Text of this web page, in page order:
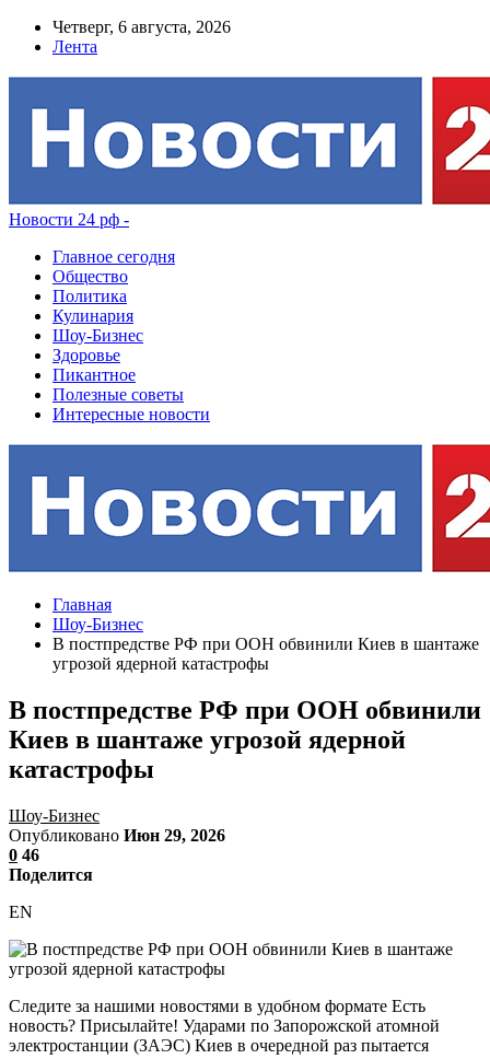
Четверг, 6 августа, 2026
Лента
Новости 24 рф -
Главное сегодня
Общество
Политика
Кулинария
Шоу-Бизнес
Здоровье
Пикантное
Полезные советы
Интересные новости
Главная
Шоу-Бизнес
В постпредстве РФ при ООН обвинили Киев в шантаже
угрозой ядерной катастрофы
В постпредстве РФ при ООН обвинили
Киев в шантаже угрозой ядерной
катастрофы
Шоу-Бизнес
Опубликовано Июн 29, 2026
0 46
Поделится
EN
Следите за нашими новостями в удобном формате Есть
новость? Присылайте! Ударами по Запорожской атомной
электростанции (ЗАЭС) Киев в очередной раз пытается